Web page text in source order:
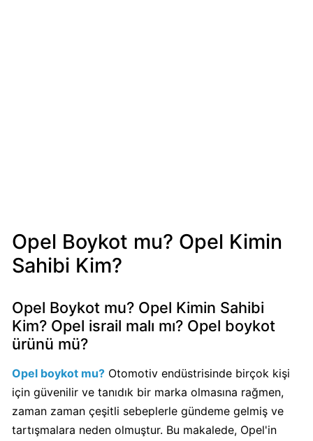
Pizza
Boykot
mu?
Pizza
Hut
Kimin
Sahibi
Opel Boykot mu? Opel Kimin
Sahibi Kim?
Opel Boykot mu? Opel Kimin Sahibi
Kim? Opel israil malı mı? Opel boykot
ürünü mü?
Opel boykot mu? Otomotiv endüstrisinde birçok kişi
için güvenilir ve tanıdık bir marka olmasına rağmen,
zaman zaman çeşitli sebeplerle gündeme gelmiş ve
tartışmalara neden olmuştur. Bu makalede, Opel'in